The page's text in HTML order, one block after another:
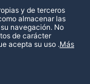
y de terceros
almacenar las
navegación. No
de carácter
acepta su uso .Más